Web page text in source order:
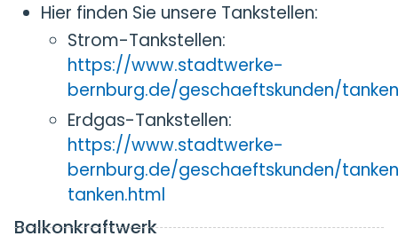
Hier finden Sie unsere Tankstellen:
Strom-Tankstellen:
https://www.stadtwerke-
bernburg.de/geschaeftskunden/
Erdgas-Tankstellen:
https://www.stadtwerke-
bernburg.de/geschaeftskunden/
tanken.html
Balkonkraftwerk